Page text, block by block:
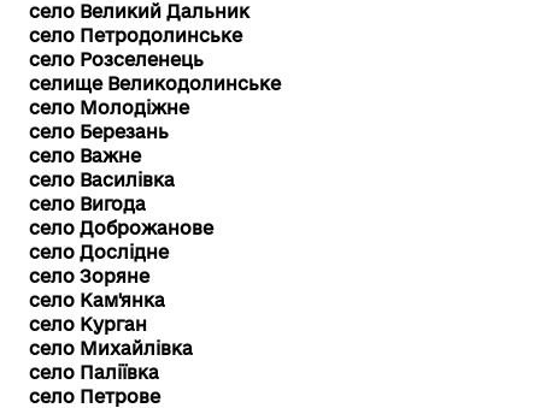
село Великий Дальник
село Петродолинське
село Розселенець
селище Великодолинське
село Молодіжне
село Березань
село Важне
село Василівка
село Вигода
село Доброжанове
село Дослідне
село Зоряне
село Кам'янка
село Курган
село Михайлівка
село Паліївка
село Петрове